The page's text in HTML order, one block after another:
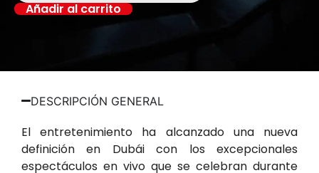
Añadir al carrito
DESCRIPCIÓN GENERAL
El entretenimiento ha alcanzado una nueva
definición en Dubái con los excepcionales
espectáculos en vivo que se celebran durante